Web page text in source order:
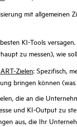
mit allgemeinen
KI-Tools
zu messen), wie
Zielen: Spezifisch,
bringen können
die an die
und KI-Output zu
aus, die Ihr